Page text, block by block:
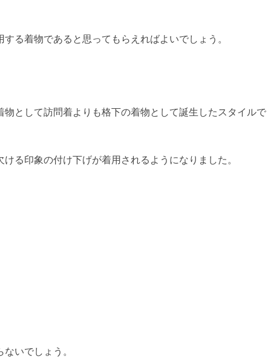
る着物であると思ってもらえればよいでしょう。
として訪問着よりも格下の着物として誕生したスタイルで
る印象の付け下げが着用されるようになりました。
いでしょう。